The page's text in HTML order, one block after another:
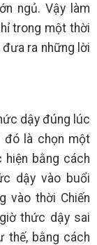
ngủ. Vậy làm
trong một thời
ra những lời
dậy đúng lúc
đó là chọn một
bằng cách
dậy vào buổi
vào thời Chiến
thức dậy sai
thế, bằng cách